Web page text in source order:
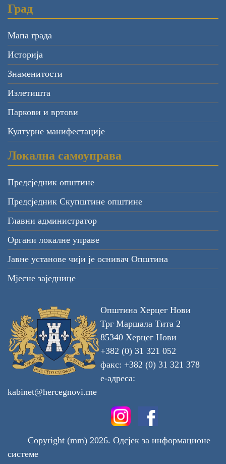
Град
Мапа града
Историја
Знаменитости
Излетишта
Паркови и вртови
Културне манифестације
Локална самоуправа
Предсједник општине
Предсједник Скупштине општине
Главни администратор
Органи локалне управе
Јавне установе чији је оснивач Општина
Мјесне заједнице
Општина Херцег Нови
Трг Маршала Тита 2
85340 Херцег Нови
+382 (0) 31 321 052
факс: +382 (0) 31 321 378
е-адреса:
kabinet@hercegnovi.me
Copyright (mm) 2026. Одсјек за информационе
системе